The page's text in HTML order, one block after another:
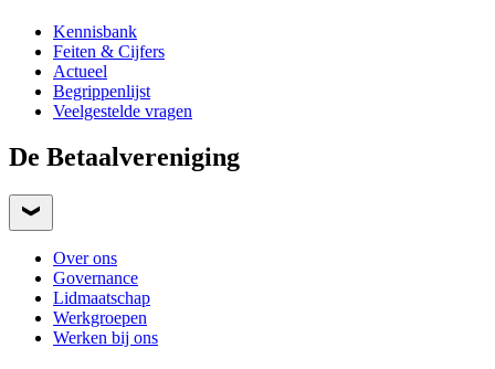
Kennisbank
Feiten & Cijfers
Actueel
Begrippenlijst
Veelgestelde vragen
De Betaalvereniging
Over ons
Governance
Lidmaatschap
Werkgroepen
Werken bij ons